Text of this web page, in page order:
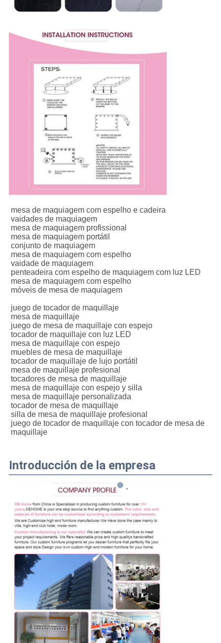
mesa de maquiagem com espelho e cadeira
vaidades de maquiagem
mesa de maquiagem profissional
mesa de maquiagem portátil
conjunto de maquiagem
mesa de maquiagem com espelho
vaidade de maquiagem
penteadeira com espelho de maquiagem com luz LED
mesa de maquiagem com espelho
móveis de mesa de maquiagem
juego de tocador de maquillaje
mesa de maquillaje
juego de mesa de maquillaje con espejo
tocador de maquillaje con luz LED
mesa de maquillaje con espejo
muebles de mesa de maquillaje
tocador de maquillaje de lujo portátil
mesa de maquillaje profesional
tocadores de mesa de maquillaje
mesa de maquillaje con espejo y silla
mesa de maquillaje personalizada
tocador de mesa de maquillaje
silla de mesa de maquillaje profesional
juego de tocador de maquillaje con tocador de mesa de
maquillaje
Introducción de la empresa